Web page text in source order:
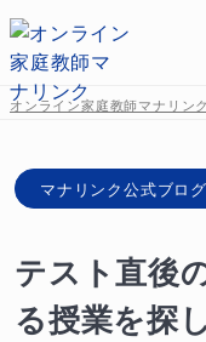
オンライン家庭教師マナリンク
マナリンク公式ブログ
テスト直後
る授業を探